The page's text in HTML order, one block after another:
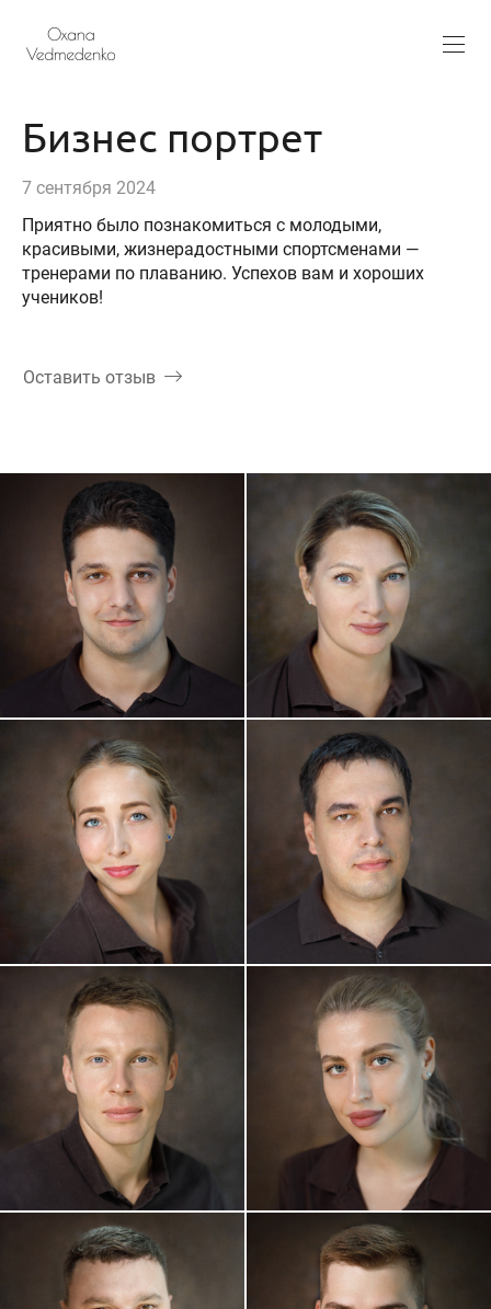
Бизнес портрет
7 сентября 2024
Приятно было познакомиться с молодыми,
красивыми, жизнерадостными спортсменами —
тренерами по плаванию. Успехов вам и хороших
учеников!
Оставить отзыв